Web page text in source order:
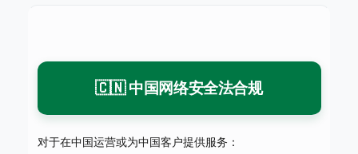
🇨🇳 中国网络安全法合规
对于在中国运营或为中国客户提供服务：